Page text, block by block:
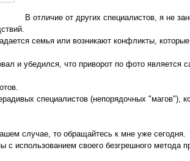
В отличие от других специалистов, я не
семья или возникают конфликты,
и убедился, что приворот по фото
специалистов (непорядочных "магов"),
случае, то обращайтесь к мне уже сегодня.
использованием своего безгрешного метода